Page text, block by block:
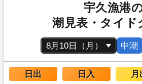
宇久漁港
潮見表・タイド
中潮
日出 日入 月